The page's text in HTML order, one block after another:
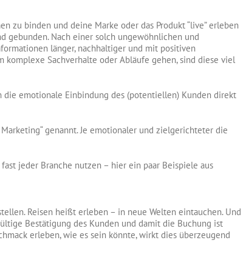
zu binden und deine Marke oder das Produkt “live” erleben
gebunden. Nach einer solch ungewöhnlichen und
länger, nachhaltiger und mit positiven
komplexe Sachverhalte oder Abläufe gehen, sind diese viel
emotionale Einbindung des (potentiellen) Kunden direkt
genannt. Je emotionaler und zielgerichteter die
jeder Branche nutzen – hier ein paar Beispiele aus
Reisen heißt erleben – in neue Welten eintauchen. Und
Bestätigung des Kunden und damit die Buchung ist
erleben, wie es sein könnte, wirkt dies überzeugend